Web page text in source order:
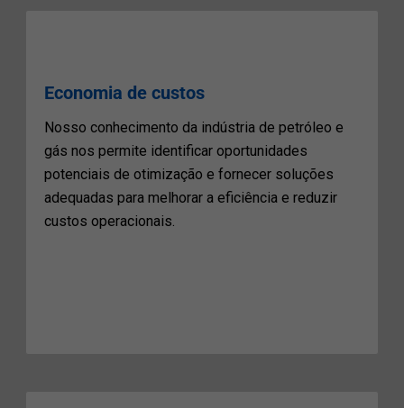
Economia de custos
Nosso conhecimento da indústria de petróleo e
gás nos permite identificar oportunidades
potenciais de otimização e fornecer soluções
adequadas para melhorar a eficiência e reduzir
custos operacionais.